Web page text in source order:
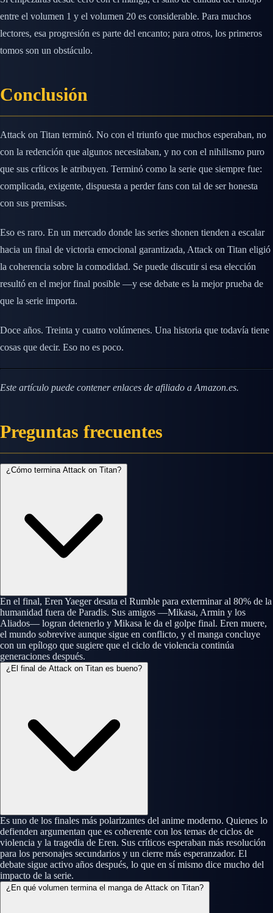
entre el volumen 1 y el volumen 20 es considerable. Para muchos
lectores, esa progresión es parte del encanto; para otros, los primeros
tomos son un obstáculo.
Conclusión
Attack on Titan terminó. No con el triunfo que muchos esperaban, no
con la redención que algunos necesitaban, y no con el nihilismo puro
que sus críticos le atribuyen. Terminó como la serie que siempre fue:
complicada, exigente, dispuesta a perder fans con tal de ser honesta
con sus premisas.
Eso es raro. En un mercado donde las series shonen tienden a escalar
hacia un final de victoria emocional garantizada, Attack on Titan eligió
la coherencia sobre la comodidad. Se puede discutir si esa elección
resultó en el mejor final posible —y ese debate es la mejor prueba de
que la serie importa.
Doce años. Treinta y cuatro volúmenes. Una historia que todavía tiene
cosas que decir. Eso no es poco.
Este artículo puede contener enlaces de afiliado a Amazon.es.
Preguntas frecuentes
¿Cómo termina Attack on Titan?
En el final, Eren Yaeger desata el Rumble para exterminar al 80% de la
humanidad fuera de Paradis. Sus amigos —Mikasa, Armin y los
Aliados— logran detenerlo y Mikasa le da el golpe final. Eren muere,
el mundo sobrevive aunque sigue en conflicto, y el manga concluye
con un epílogo que sugiere que el ciclo de violencia continúa
generaciones después.
¿El final de Attack on Titan es bueno?
Es uno de los finales más polarizantes del anime moderno. Quienes lo
defienden argumentan que es coherente con los temas de ciclos de
violencia y la tragedia de Eren. Sus críticos esperaban más resolución
para los personajes secundarios y un cierre más esperanzador. El
debate sigue activo años después, lo que en sí mismo dice mucho del
impacto de la serie.
¿En qué volumen termina el manga de Attack on Titan?